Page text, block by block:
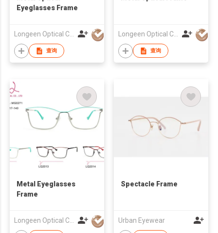
Eyeglasses Frame
Longeen Optical Co. Ltd
查询
Longeen Optical Co. Ltd
查询
Metal Eyeglasses
Frame
Spectacle Frame
Urban Eyewear